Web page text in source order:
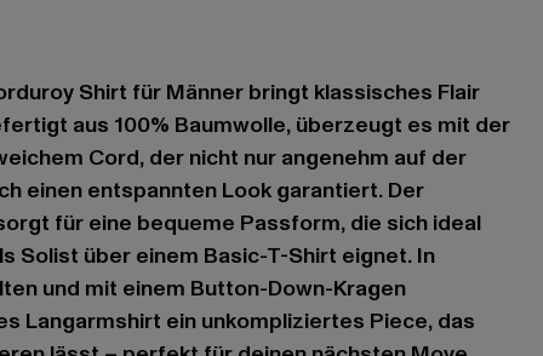
Shirt für Männer bringt klassisches Flair
aus 100% Baumwolle, überzeugt es mit der
Cord, der nicht nur angenehm auf der
einen entspannten Look garantiert. Der
für eine bequeme Passform, die sich ideal
Solist über einem Basic-T-Shirt eignet. In
und mit einem Button-Down-Kragen
Langarmshirt ein unkompliziertes Piece, das